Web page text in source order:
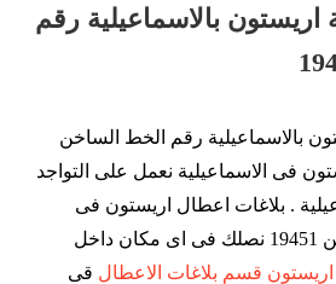
بالاسماعيلية رقم
بالاسماعيلية رقم الخط الساخن
فى الاسماعيلية نعمل على التواجد
. بلاغات اعطال اريستون فى
الاسماعيلية الخط الساخن 19451 نصلك فى اى مكان داخل
اريستون قسم بلاغات الاعطال قى